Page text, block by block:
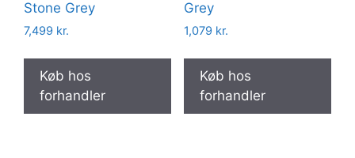
Stone Grey
7,499 kr.
Køb hos
forhandler
Grey
1,079 kr.
Køb hos
forhandler